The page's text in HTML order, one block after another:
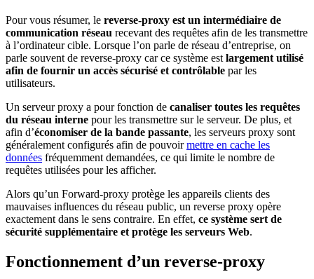
Pour vous résumer, le reverse-proxy est un intermédiaire de
communication réseau recevant des requêtes afin de les transmettre
à l’ordinateur cible. Lorsque l’on parle de réseau d’entreprise, on
parle souvent de reverse-proxy car ce système est largement utilisé
afin de fournir un accès sécurisé et contrôlable par les
utilisateurs.
Un serveur proxy a pour fonction de canaliser toutes les requêtes
du réseau interne pour les transmettre sur le serveur. De plus, et
afin d’économiser de la bande passante, les serveurs proxy sont
généralement configurés afin de pouvoirmettre en cache les
données fréquemment demandées, ce qui limite le nombre de
requêtes utilisées pour les afficher.
Alors qu’un Forward-proxy protège les appareils clients des
mauvaises influences du réseau public, un reverse proxy opère
exactement dans le sens contraire. En effet, ce système sert de
sécurité supplémentaire et protège les serveurs Web.
Fonctionnement d’un reverse-proxy